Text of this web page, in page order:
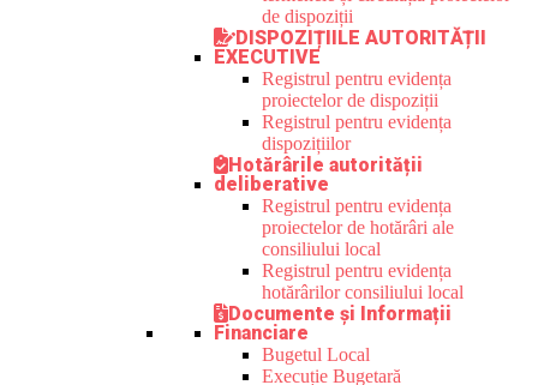
de dispoziții
DISPOZIȚIILE AUTORITĂȚII
EXECUTIVE
Registrul pentru evidența
proiectelor de dispoziții
Registrul pentru evidența
dispozițiilor
Hotărârile autorității
deliberative
Registrul pentru evidența
proiectelor de hotărâri ale
consiliului local
Registrul pentru evidența
hotărârilor consiliului local
Documente și Informații
Financiare
Bugetul Local
Execuție Bugetară